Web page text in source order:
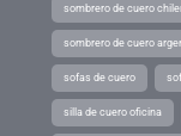
sombrero de cuero
sombrero de cuero
sofas de cuero
silla de cuero oficina